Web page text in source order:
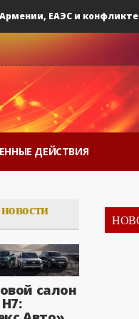
ЕАЭС и конфликте на
ДЕЙСТВИЯ
салон